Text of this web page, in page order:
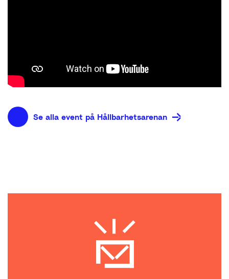
Se alla event på Hållbarhetsarenan